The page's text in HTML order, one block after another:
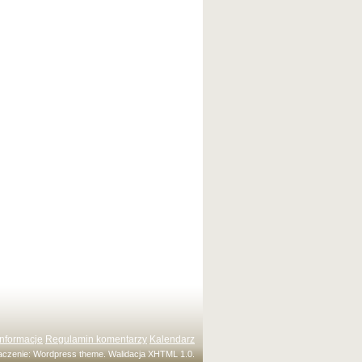
Regulamin komentarzy Kalendarz
Wordpress theme. WalidacjaXHTML 1.0.